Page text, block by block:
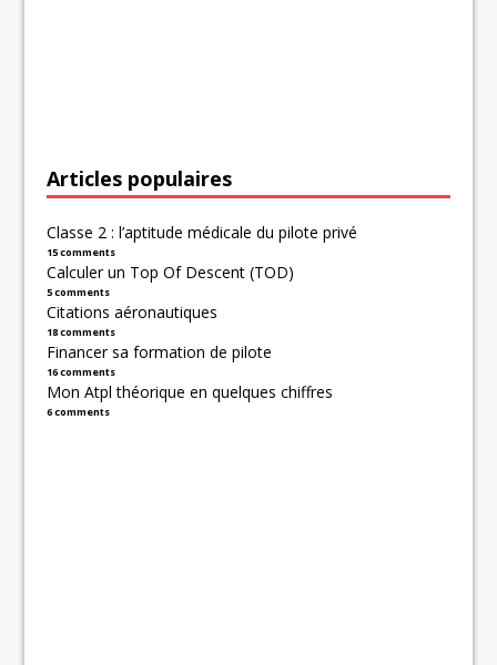
Articles populaires
Classe 2 : l’aptitude médicale du pilote privé
15 comments
Calculer un Top Of Descent (TOD)
5 comments
Citations aéronautiques
18 comments
Financer sa formation de pilote
16 comments
Mon Atpl théorique en quelques chiffres
6 comments